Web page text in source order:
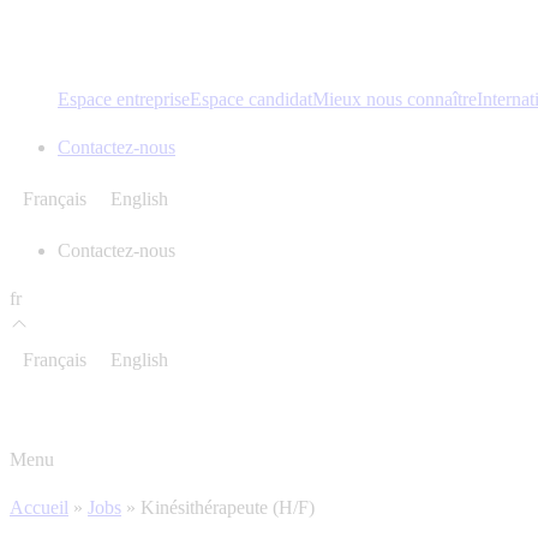
Espace entrepriseEspace candidatMieux nous connaître
Contactez-nous
Français English
Contactez-nous
fr
Français English
Menu
Accueil » Jobs » Kinésithérapeute (H/F)